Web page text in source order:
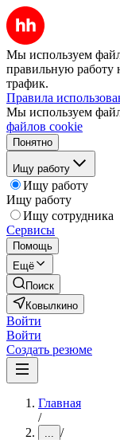
Мы используем
правильную работу
трафик.
Правила
Мы используем
файлов cookie
Понятно
Ищу работу
Ищу работу
Ищу работу
Ищу сотрудника
Сервисы
Помощь
Ещё
Поиск
Ковылкино
Войти
Войти
Создать резюме
Главная
/
... /